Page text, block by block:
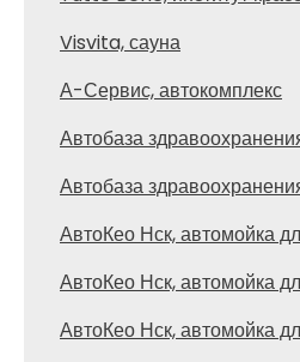
Visvita, сауна
А-Сервис, автокомплекс
Автобаза
Автобаза
АвтоКео Нск, автомойка
АвтоКео Нск, автомойка
АвтоКео Нск, автомойка